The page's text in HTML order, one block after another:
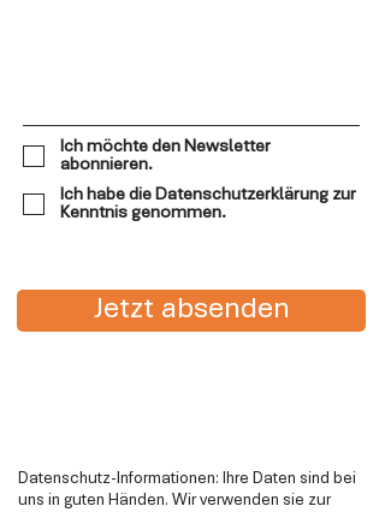
Ich möchte den Newsletter
abonnieren.
Ich habe die Datenschutzerklärung zur
Kenntnis genommen.
Jetzt absenden
Datenschutz-Informationen: Ihre Daten sind bei
uns in guten Händen. Wir verwenden sie zur